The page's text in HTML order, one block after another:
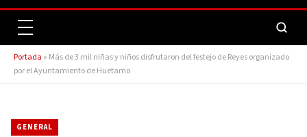
Portada » Más de 3 mil niñas y niños disfrutaron del festejo de Reyes organizado
por el Ayuntamiento de Huetamo
GENERAL